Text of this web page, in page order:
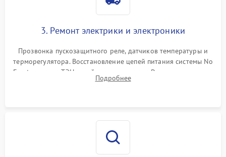
3. Ремонт электрики и электроники
Прозвонка пускозащитного реле, датчиков температуры и
терморегулятора. Восстановление цепей питания системы No
Frost, включая ТЭН оттайки и вентилятор. Ремонт или замена
платы управления при сбоях алгоритмов.
Подробнее